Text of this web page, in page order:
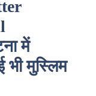
में
भी मुस्लिम